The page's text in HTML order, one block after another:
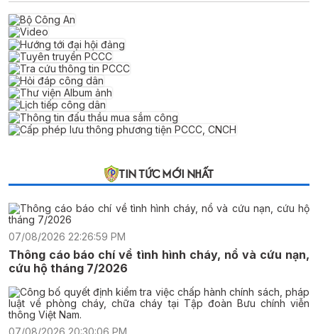
TIN TỨC MỚI NHẤT
07/08/2026 22:26:59 PM
Thông cáo báo chí về tình hình cháy, nổ và cứu nạn,
cứu hộ tháng 7/2026
07/08/2026 20:30:06 PM